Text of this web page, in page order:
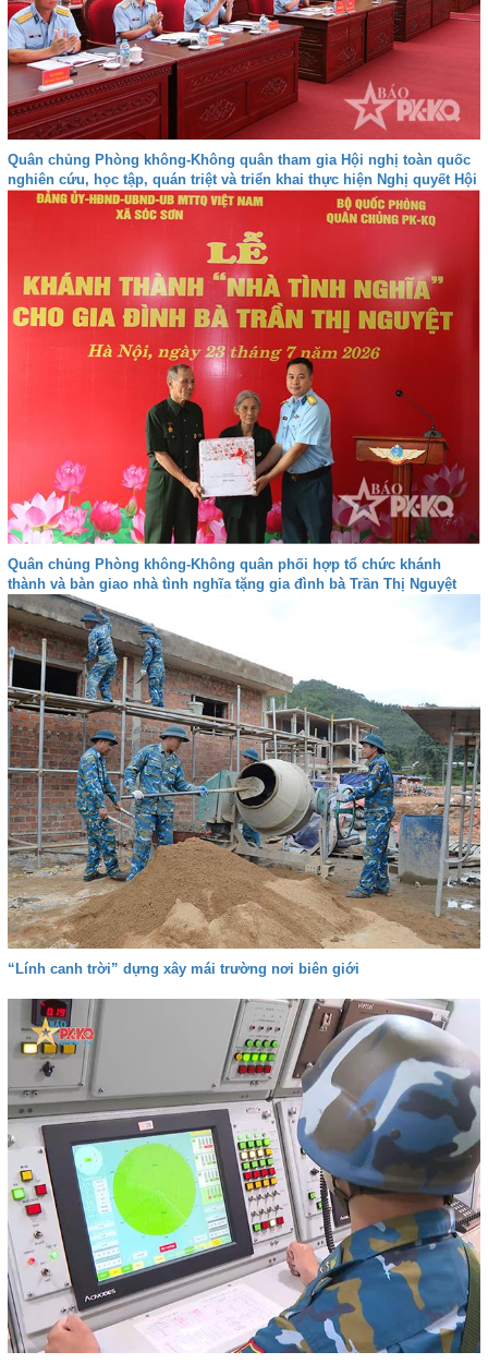
Quân chủng Phòng không-Không quân tham gia Hội nghị toàn quốc
nghiên cứu, học tập, quán triệt và triển khai thực hiện Nghị quyết Hội
nghị lần thứ ba Ban Chấp hành Trung ương Đảng khóa XIV
Quân chủng Phòng không-Không quân phối hợp tổ chức khánh
thành và bàn giao nhà tình nghĩa tặng gia đình bà Trần Thị Nguyệt
“Lính canh trời” dựng xây mái trường nơi biên giới